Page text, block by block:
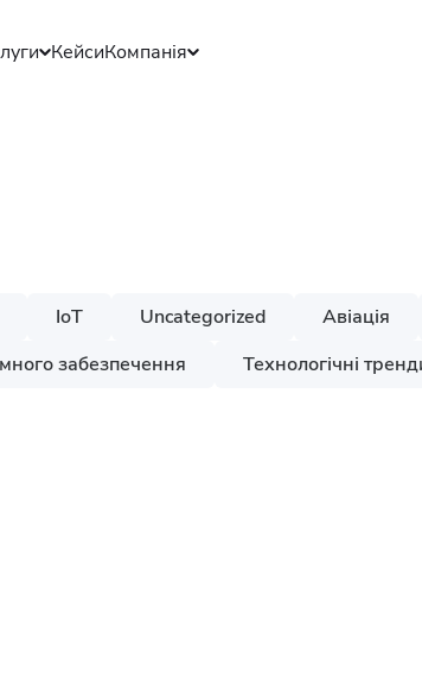
КейсиКомпанія
IoT Uncategorized Авіація
забезпечення Технологічні